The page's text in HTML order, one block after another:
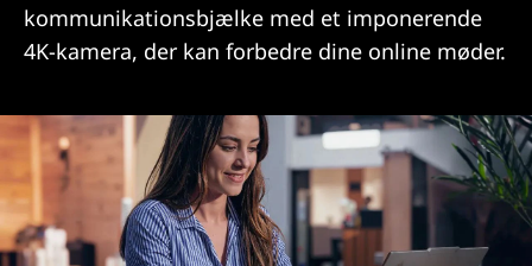
kommunikationsbjælke med et imponerende
4K-kamera, der kan forbedre dine online møder.